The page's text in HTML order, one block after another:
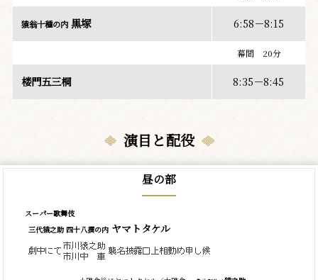
猿翁十種の内黒塚 6:58－8:15
幕間 20分
楼門五三桐 8:35－8:45
演目と配役
昼の部
スーパー歌舞伎
三代猿之助 四十八撰の内ヤマトタケル